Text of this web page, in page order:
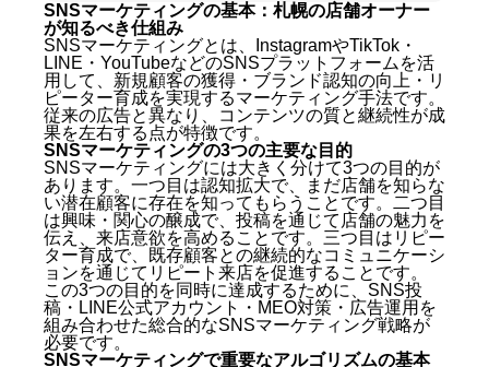
SNSマーケティングの基本：札幌の店舗オーナー
が知るべき仕組み
SNSマーケティングとは、InstagramやTikTok・
LINE・YouTubeなどのSNSプラットフォームを活
用して、新規顧客の獲得・ブランド認知の向上・リ
ピーター育成を実現するマーケティング手法です。
従来の広告と異なり、コンテンツの質と継続性が成
果を左右する点が特徴です。
SNSマーケティングの3つの主要な目的
SNSマーケティングには大きく分けて3つの目的が
あります。一つ目は認知拡大で、まだ店舗を知らな
い潜在顧客に存在を知ってもらうことです。二つ目
は興味・関心の醸成で、投稿を通じて店舗の魅力を
伝え、来店意欲を高めることです。三つ目はリピー
ター育成で、既存顧客との継続的なコミュニケーシ
ョンを通じてリピート来店を促進することです。
この3つの目的を同時に達成するために、SNS投
稿・LINE公式アカウント・MEO対策・広告運用を
組み合わせた総合的なSNSマーケティング戦略が
必要です。
SNSマーケティングで重要なアルゴリズムの基本